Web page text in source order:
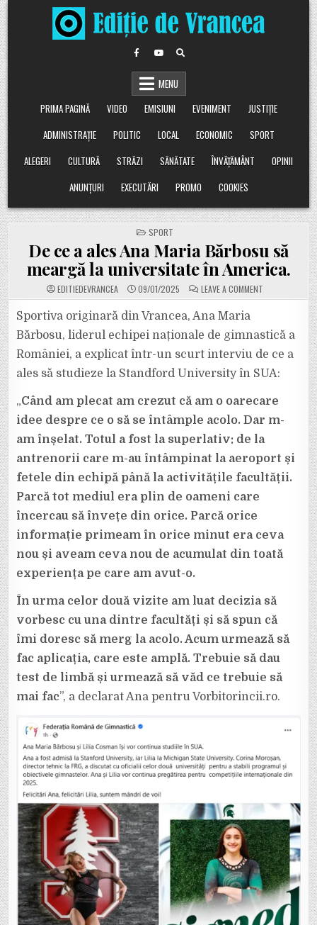
Skip
to
content
MENU
PRIMA PAGINĂ
VIDEO EMISIUNI EVENIMENT
JUSTIȚIE
ADMINISTRAȚIE
POLITIC LOCAL ECONOMIC
SPORT
ALEGERI
CULTURĂ STRĂZI SĂNĂTATE ÎNVĂȚĂMÂNT
OPINII
ANUNȚURI
EXECUTĂRI PROMO COOKIES
POSTED
IN
SPORT
De ce a ales Ana Maria Bărbosu să
meargă la universitate în America.
EDITIEDEVRANCEA 09/01/2025 LEAVE A COMMENT
DE
ANA
MARIA
SĂ
LA
UNIVERSITATE
AMERICA.
Sportiva originară din Vrancea, Ana Maria
Bărbosu, liderul echipei naționale de gimnastică a
României, a explicat într-un scurt interviu de ce a
ales să studieze la Standford University în SUA:
„Când am plecat am crezut că am o oarecare
idee despre ce o să se întâmple acolo. Dar m-
am înșelat. Totul a fost la superlativ: de la
antrenorii care m-au întâmpinat la aeroport și
fetele din echipă până la activitățile facultății.
Parcă tot mediul era plin de oameni care
încercau să învețe din orice. Parcă orice
informație primeam în orice minut era ceva
nou și aveam ceva nou de acumulat din toată
experiența pe care am avut-o.
În urma celor două vizite am luat decizia să
vorbesc cu una dintre facultăți și să spun că
îmi doresc să merg la acolo. Acum urmează să
fac aplicația, care este amplă. Trebuie să dau
test de limbă și urmează să văd ce trebuie să
mai fac”, a declarat Ana pentru Vorbitorincii.ro.